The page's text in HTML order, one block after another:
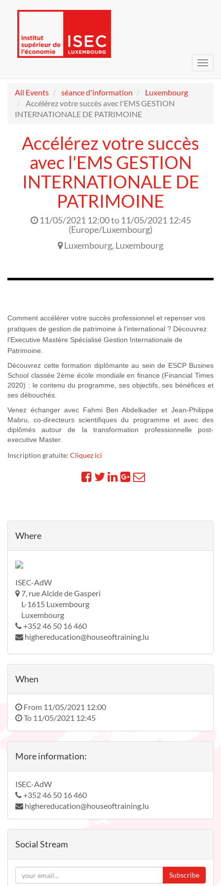
All Events
séance d'information
Luxembourg
Accélérez votre succès avec l'EMS GESTION
INTERNATIONALE DE PATRIMOINE
Accélérez votre succès
avec l'EMS GESTION
INTERNATIONALE DE
PATRIMOINE
11/05/2021 12:00to 11/05/2021 12:45
(Europe/Luxembourg)
Luxembourg, Luxembourg
Comment accélérer votre succès professionnel et repenser vos
pratiques de gestion de patrimoine à l'international ? Découvrez
l'Executive Mastère Spécialisé Gestion Internationale de
Patrimoine.
Découvrez cette formation diplômante au sein de ESCP Busines
School classée 2ème école mondiale en finance (Financial Times
2020) : le contenu du programme, ses objectifs, ses bénéfices et
ses débouchés.
Venez échanger avec Fahmi Ben Abdelkader et Jean-Philippe
Mabru, co-directeurs scientifiques du programme et avec des
diplômés autour de la transformation professionnelle post-
executive Master.
Inscription gratuite: Cliquez ici
Where
ISEC-AdW
7, rue Alcide de Gasperi
L-1615 Luxembourg
Luxembourg
+352 46 50 16 460
highereducation@houseoftraining.lu
When
From 11/05/2021 12:00
To 11/05/2021 12:45
More information:
ISEC-AdW
+352 46 50 16 460
highereducation@houseoftraining.lu
Social Stream
Subscribe